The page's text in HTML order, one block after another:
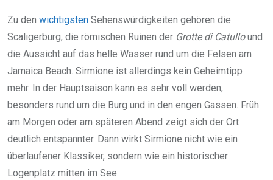
Zu den wichtigsten Sehenswürdigkeiten gehören die
Scaligerburg, die römischen Ruinen der Grotte di Catullound
die Aussicht auf das helle Wasser rund um die Felsen am
Jamaica Beach. Sirmione ist allerdings kein Geheimtipp
mehr. In der Hauptsaison kann es sehr voll werden,
besonders rund um die Burg und in den engen Gassen. Früh
am Morgen oder am späteren Abend zeigt sich der Ort
deutlich entspannter. Dann wirkt Sirmione nicht wie ein
überlaufener Klassiker, sondern wie ein historischer
Logenplatz mitten im See.